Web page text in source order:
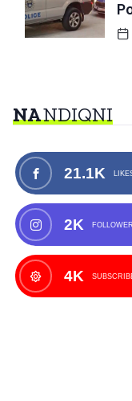
NANDIQNI
21.1K
2K
4K